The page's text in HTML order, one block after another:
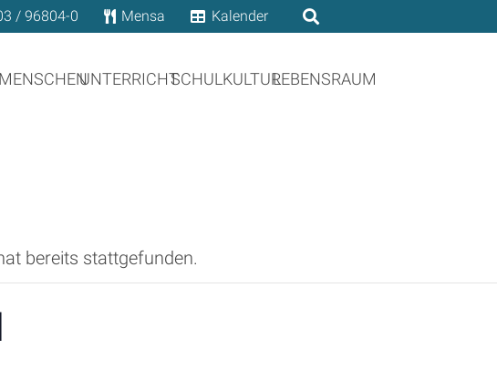
/ 96804-0 Mensa Kalender
MENSCHENUNTERRICHTSCHULKULTURLEBENSRAUM
bereits stattgefunden.